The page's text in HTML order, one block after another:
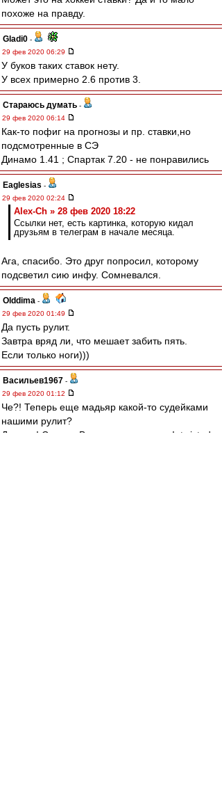
похоже на правду.
Gladi0 -
29 фев 2020 06:29
У буков таких ставок нету.
У всех примерно 2.6 против 3.
Стараюсь думать -
29 фев 2020 06:14
Как-то пофиг на прогнозы и пр. ставки,но
подсмотренные в СЭ
Динамо 1.41 ; Спартак 7.20 - не понравились
Eaglesias -
29 фев 2020 02:24
Alex-Ch » 28 фев 2020 18:22
Ссылки нет, есть картинка, которую кидал
друзьям в телеграм в начале месяца.
Ага, спасибо. Это друг попросил, которому
подсветил сию инфу. Сомневался.
Olddima -
29 фев 2020 01:49
Да пусть рулит.
Завтра вряд ли, что мешает забить пять.
Если только ноги)))
Васильев1967 -
29 фев 2020 01:12
Че?! Теперь еще мадьяр какой-то судейками
нашими рулит?
Дожили! Сапера Водички на них нету! :twisted: